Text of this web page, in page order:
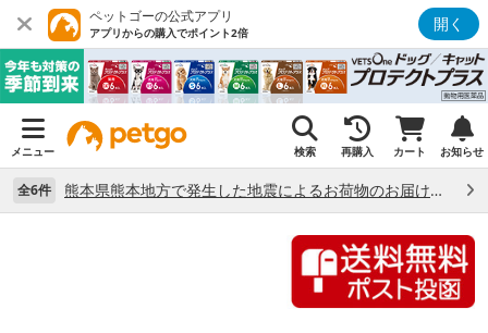
ペットゴーの公式アプリ
アプリからの購入でポイント2倍 開く
メニュー 検索 再購入 カート お知らせ
全6件 熊本県熊本地方で発生した地震によるお荷物のお届け状況について （7/28）